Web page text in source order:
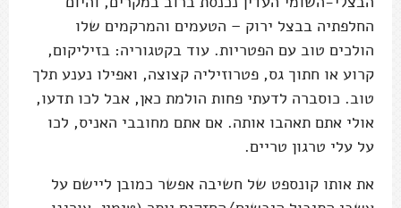
החלפתיה בבצל ירוק – הטעמים והמרקמים שלו
הולכים טוב עם הפטריות. עוד בקטגוריה: בזיליקום,
קרוע או חתוך גס, פטרוזיליה קצוצה, ואפילו נענע תלך
טוב. כוסברה לדעתי פחות הולמת כאן, אבל לכו תדעו,
אולי אתם תאהבו אותה. אם אתם מחובבי האניס, לכו
על עלי טרגון טריים.
את אותו קונספט של חשיבה אפשר כמובן ליישם על